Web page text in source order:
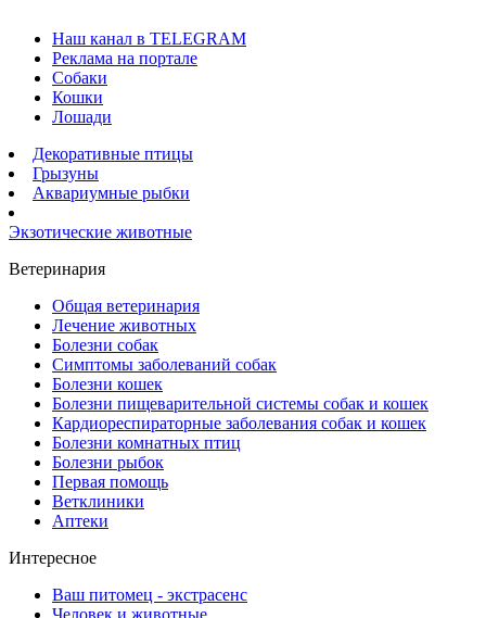
Наш канал в TELEGRAM
Реклама на портале
Собаки
Кошки
Лошади
Декоративные птицы
Грызуны
Аквариумные рыбки
Экзотические животные
Ветеринария
Общая ветеринария
Лечение животных
Болезни собак
Симптомы заболеваний собак
Болезни кошек
Болезни пищеварительной системы собак и кошек
Кардиореспираторные заболевания собак и кошек
Болезни комнатных птиц
Болезни рыбок
Первая помощь
Ветклиники
Аптеки
Интересное
Ваш питомец - экстрасенс
Человек и животные